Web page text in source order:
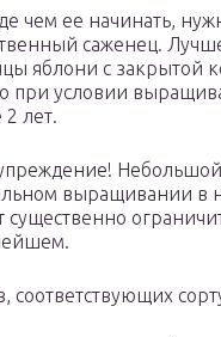
чем ее начинать,
саженец.
яблони с закрытой
при условии
2 лет.
выращивании в
существенно
соответствующих